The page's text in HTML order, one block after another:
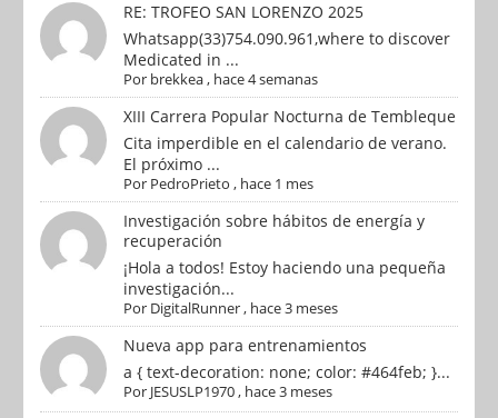
RE: TROFEO SAN LORENZO 2025
Whatsapp(33)754.090.961,where to discover
Medicated in ...
Por brekkea, hace 4 semanas
XIII Carrera Popular Nocturna de Tembleque
Cita imperdible en el calendario de verano.
El próximo ...
Por PedroPrieto , hace 1 mes
Investigación sobre hábitos de energía y
recuperación
¡Hola a todos! Estoy haciendo una pequeña
investigación...
Por DigitalRunner, hace 3 meses
Nueva app para entrenamientos
a { text-decoration: none; color: #464feb; }...
Por JESUSLP1970, hace 3 meses